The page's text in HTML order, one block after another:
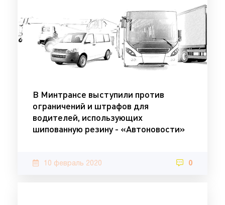
В Минтрансе выступили против
ограничений и штрафов для
водителей, использующих
шипованную резину - «Автоновости»
10 февраль 2020 0